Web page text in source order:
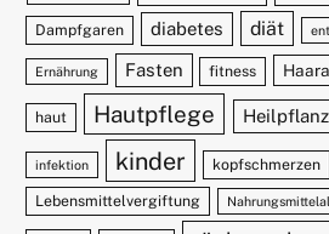
Dampfgaren diabetes diät
Ernährung Fasten fitness
haut Hautpflege
infektion kinder kopfschmerzen
Lebensmittelvergiftung